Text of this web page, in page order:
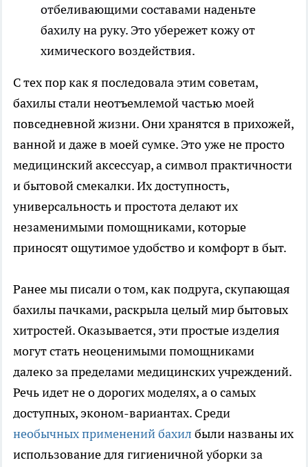
отбеливающими составами наденьте
бахилу на руку. Это убережет кожу от
химического воздействия.
С тех пор как я последовала этим советам,
бахилы стали неотъемлемой частью моей
повседневной жизни. Они хранятся в прихожей,
ванной и даже в моей сумке. Это уже не просто
медицинский аксессуар, а символ практичности
и бытовой смекалки. Их доступность,
универсальность и простота делают их
незаменимыми помощниками, которые
приносят ощутимое удобство и комфорт в быт.
Ранее мы писали о том, как подруга, скупающая
бахилы пачками, раскрыла целый мир бытовых
хитростей. Оказывается, эти простые изделия
могут стать неоценимыми помощниками
далеко за пределами медицинских учреждений.
Речь идет не о дорогих моделях, а о самых
доступных, эконом-вариантах. Среди
необычных применений бахил были названы их
использование для гигиеничной уборки за